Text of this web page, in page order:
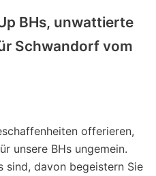
BHs, unwattierte
Schwandorf vom
offerieren,
unsere BHs ungemein.
sind, davon begeistern Sie